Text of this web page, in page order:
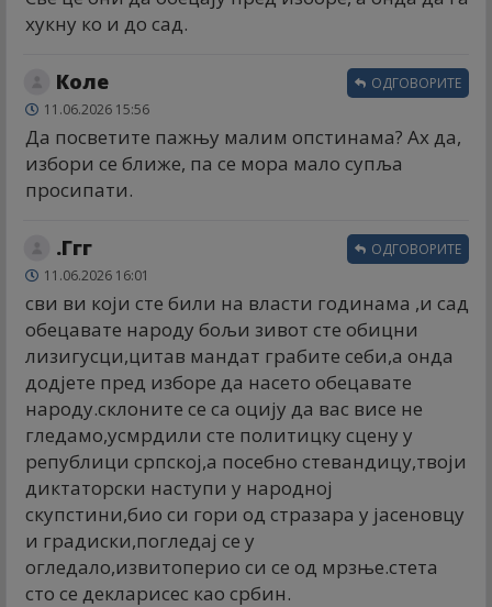
хукну ко и до сад.
Коле
11.06.2026 15:56
Да посветите пажњу малим опстинама? Ах да,
избори се ближе, па се мора мало супља
просипати.
ОДГОВОРИТЕ
.Ггг
11.06.2026 16:01
сви ви који сте били на власти годинама ,и сад
обецавате народу бољи зивот сте обицни
лизигусци,цитав мандат грабите себи,а онда
додјете пред изборе да насето обецавате
народу.склоните се са оцију да вас висе не
гледамо,усмрдили сте политицку сцену у
републици српској,а посебно стевандицу,твоји
диктаторски наступи у народној
скупстини,био си гори од стразара у јасеновцу
и градиски,погледај се у
огледало,извитоперио си се од мрзње.стета
сто се декларисес као србин.
ОДГОВОРИТЕ